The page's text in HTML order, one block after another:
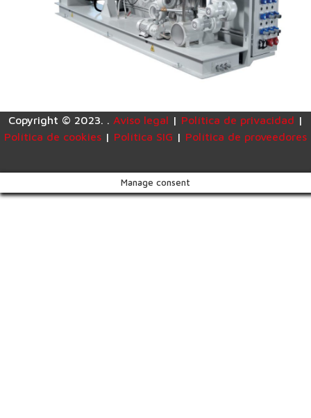
Copyright © 2023. . Aviso legal | Política de privacidad |
Política de cookies | Política SIG | Política de proveedores
Manage consent